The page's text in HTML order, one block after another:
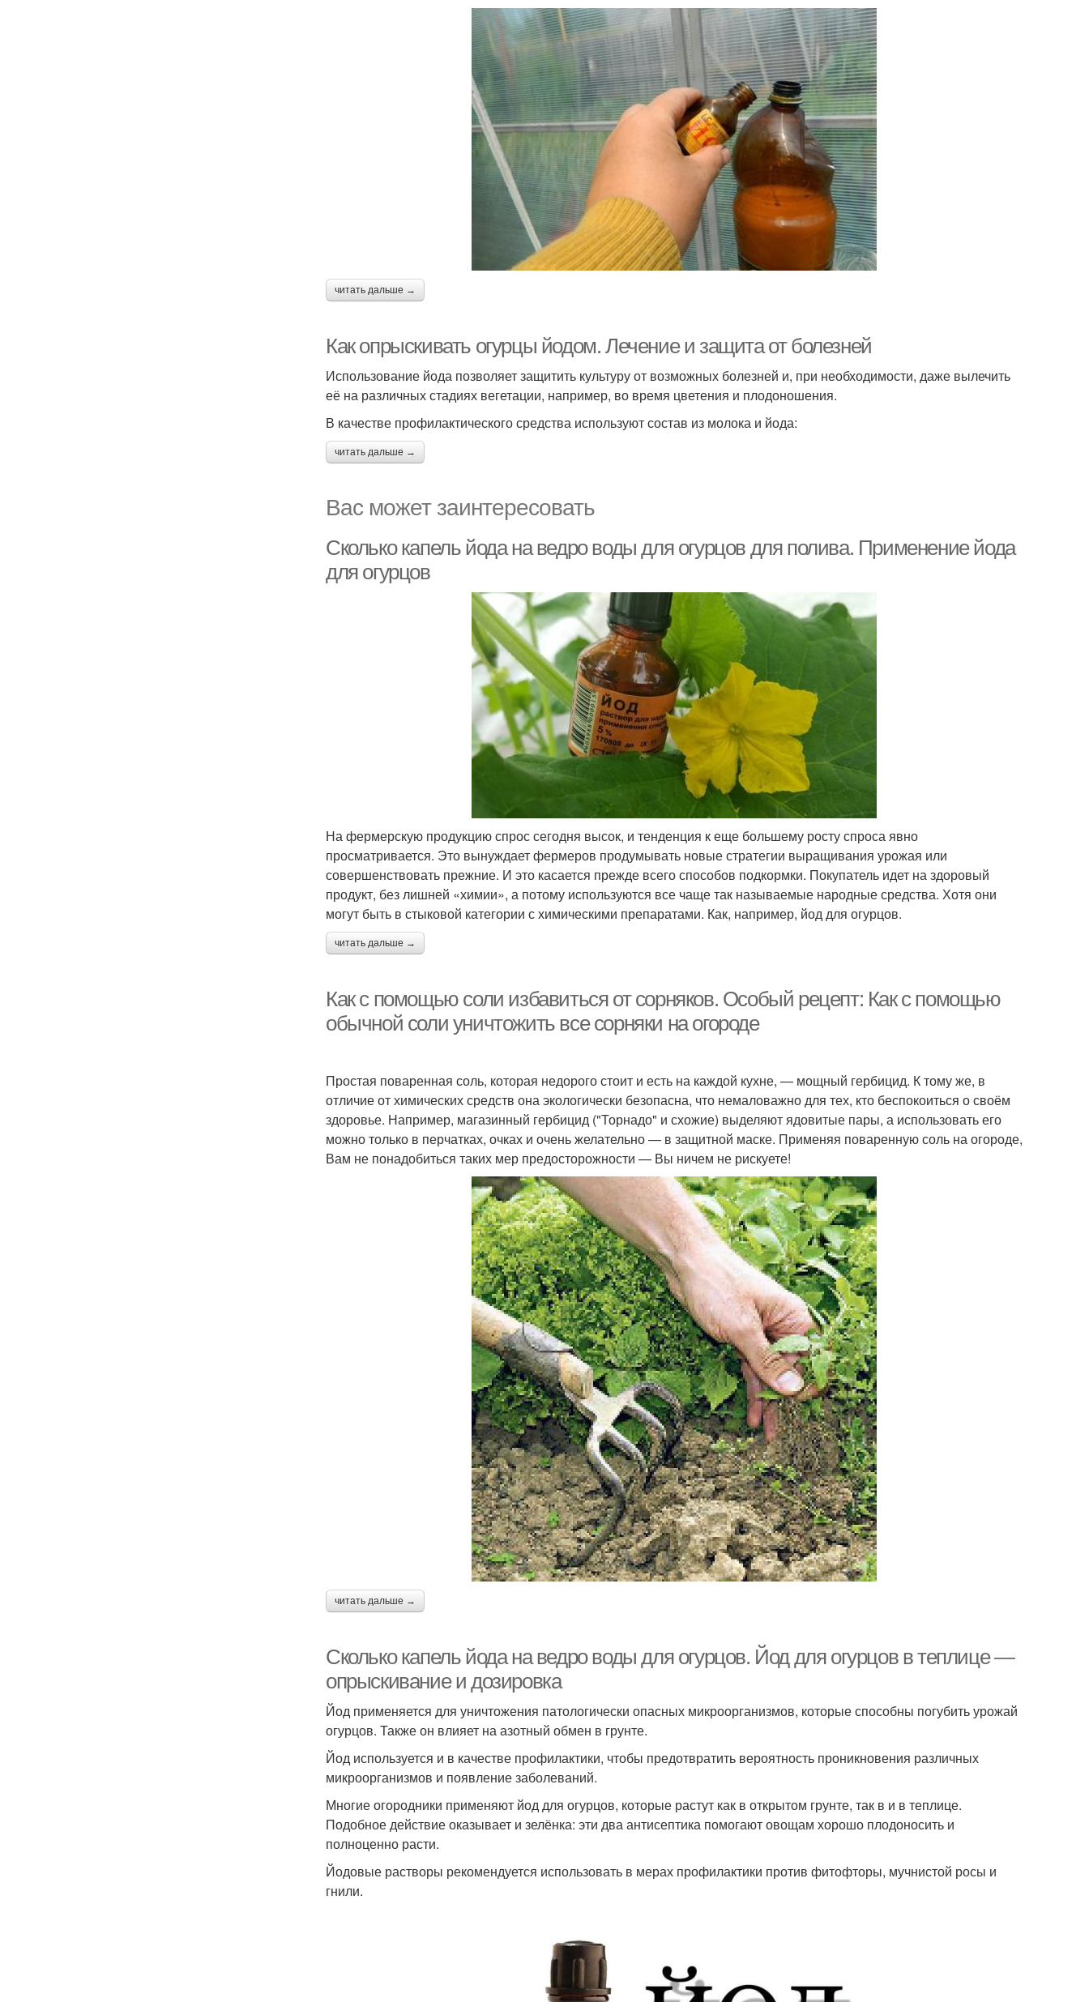
читать дальше →
Как опрыскивать огурцы йодом. Лечение и защита от болезней
Использование йода позволяет защитить культуру от возможных болезней и, при необходимости, даже вылечить
её на различных стадиях вегетации, например, во время цветения и плодоношения.
В качестве профилактического средства используют состав из молока и йода:
читать дальше →
Вас может заинтересовать
Сколько капель йода на ведро воды для огурцов для полива. Применение йода
для огурцов
На фермерскую продукцию спрос сегодня высок, и тенденция к еще большему росту спроса явно
просматривается. Это вынуждает фермеров продумывать новые стратегии выращивания урожая или
совершенствовать прежние. И это касается прежде всего способов подкормки. Покупатель идет на здоровый
продукт, без лишней «химии», а потому используются все чаще так называемые народные средства. Хотя они
могут быть в стыковой категории с химическими препаратами. Как, например, йод для огурцов.
читать дальше →
Как с помощью соли избавиться от сорняков. Особый рецепт: Как с помощью
обычной соли уничтожить все сорняки на огороде
Простая поваренная соль, которая недорого стоит и есть на каждой кухне, — мощный гербицид. К тому же, в
отличие от химических средств она экологически безопасна, что немаловажно для тех, кто беспокоиться о своём
здоровье. Например, магазинный гербицид ("Торнадо" и схожие) выделяют ядовитые пары, а использовать его
можно только в перчатках, очках и очень желательно — в защитной маске. Применяя поваренную соль на огороде,
Вам не понадобиться таких мер предосторожности — Вы ничем не рискуете!
читать дальше →
Сколько капель йода на ведро воды для огурцов. Йод для огурцов в теплице —
опрыскивание и дозировка
Йод применяется для уничтожения патологически опасных микроорганизмов, которые способны погубить урожай
огурцов. Также он влияет на азотный обмен в грунте.
Йод используется и в качестве профилактики, чтобы предотвратить вероятность проникновения различных
микроорганизмов и появление заболеваний.
Многие огородники применяют йод для огурцов, которые растут как в открытом грунте, так в и в теплице.
Подобное действие оказывает и зелёнка: эти два антисептика помогают овощам хорошо плодоносить и
полноценно расти.
Йодовые растворы рекомендуется использовать в мерах профилактики против фитофторы, мучнистой росы и
гнили.